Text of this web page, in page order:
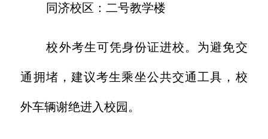
同济校区：二号教学楼
校外考生可凭身份证进校。为避免交
通拥堵，建议考生乘坐公共交通工具，校
外车辆谢绝进入校园。